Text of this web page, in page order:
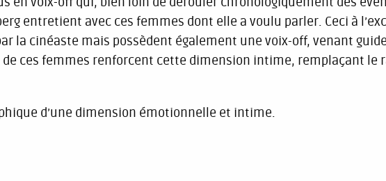
entretient avec ces femmes dont elle a voulu parler. Ceci à
la cinéaste mais possèdent également une voix-off, venant
ces femmes renforcent cette dimension intime, remplaçant le
d’une dimension émotionnelle et intime.